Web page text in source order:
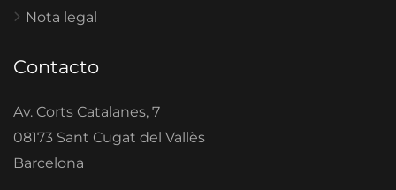
Nota legal
Contacto
Av. Corts Catalanes, 7
08173 Sant Cugat del Vallès
Barcelona